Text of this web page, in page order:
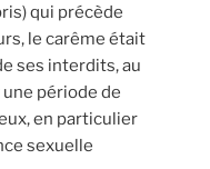
qui précède
le carême était
ses interdits, au
une période de
en particulier
sexuelle